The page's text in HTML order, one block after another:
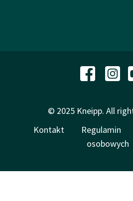
© 2025 Kneipp. All
Kontakt
Regulamin
osobowych